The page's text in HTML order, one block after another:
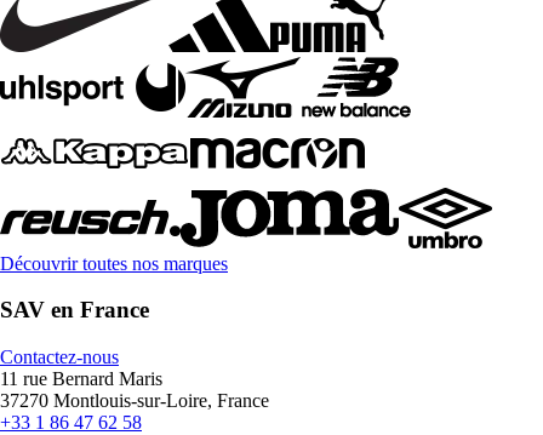
Découvrir toutes nos marques
SAV en France
Contactez-nous
11 rue Bernard Maris
37270 Montlouis-sur-Loire, France
+33 1 86 47 62 58